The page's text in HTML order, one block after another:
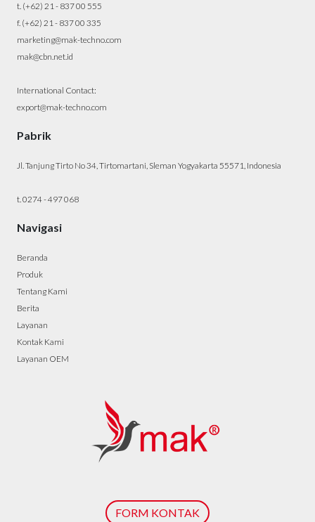
t. (+62) 21 - 837 00 555
f. (+62) 21 - 837 00 335
marketing@mak-techno.com
mak@cbn.net.id
International Contact:
export@mak-techno.com
Pabrik
Jl. Tanjung Tirto No 34, Tirtomartani, Sleman Yogyakarta 55571, Indonesia
t. 0274 - 497 068
Navigasi
Beranda
Produk
Tentang Kami
Berita
Layanan
Kontak Kami
Layanan OEM
FORM KONTAK